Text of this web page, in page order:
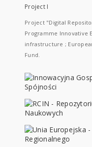
Project I
Project "Digital
Programme Innovative
infrastructure ;
Fund.